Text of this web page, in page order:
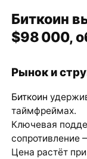
Биткоин
$98 000,
Рынок и
Биткоин
таймфреймах.
Ключевая
сопротивление
Цена растёт